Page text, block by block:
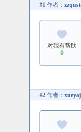
#1作者：
对我有帮助
0
#2作者：